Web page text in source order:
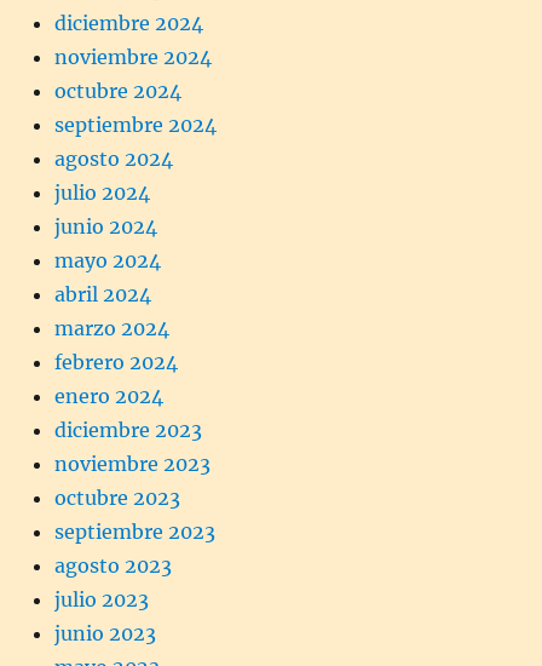
diciembre 2024
noviembre 2024
octubre 2024
septiembre 2024
agosto 2024
julio 2024
junio 2024
mayo 2024
abril 2024
marzo 2024
febrero 2024
enero 2024
diciembre 2023
noviembre 2023
octubre 2023
septiembre 2023
agosto 2023
julio 2023
junio 2023